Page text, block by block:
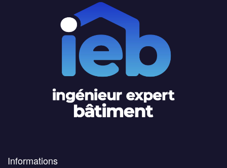
Informations